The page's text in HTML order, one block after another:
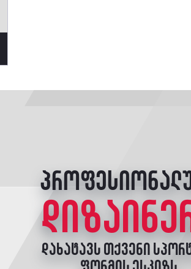
დახატავს თქვენი